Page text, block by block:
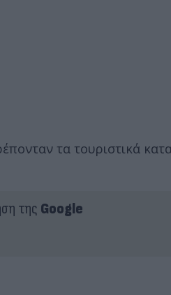
τα τουριστικά
της Google